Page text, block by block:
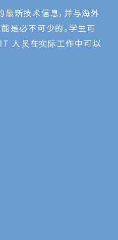
新技术信息，并与海外
是必不可少的。学生可
人员在实际工作中可以